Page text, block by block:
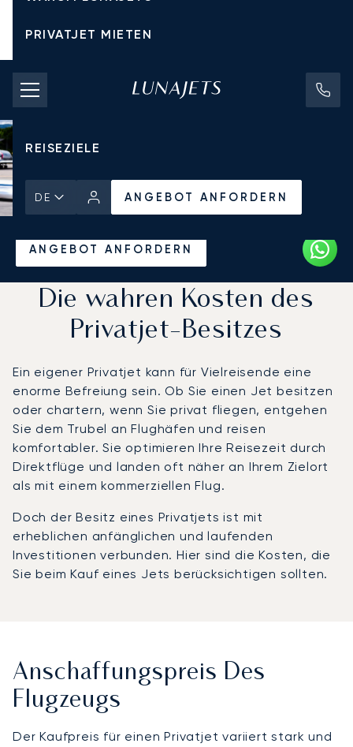
PRIVATJET MIETEN
CHARTERPREISE
PRIVATJETS
REISEZIELE
DE ANGEBOT ANFORDERN
ANGEBOT ANFORDERN
Startseite Aktuelles und Einblicke
Die wahren Kosten des
Privatjet-Besitzes
Ein eigener Privatjet kann für Vielreisende eine
enorme Befreiung sein. Ob Sie einen Jet besitzen
oder chartern, wenn Sie privat fliegen, entgehen
Sie dem Trubel an Flughäfen und reisen
komfortabler. Sie optimieren Ihre Reisezeit durch
Direktflüge und landen oft näher an Ihrem Zielort
als mit einem kommerziellen Flug.
Doch der Besitz eines Privatjets ist mit
erheblichen anfänglichen und laufenden
Investitionen verbunden. Hier sind die Kosten, die
Sie beim Kauf eines Jets berücksichtigen sollten.
Anschaffungspreis Des
Flugzeugs
Der Kaufpreis für einen Privatjet variiert stark und